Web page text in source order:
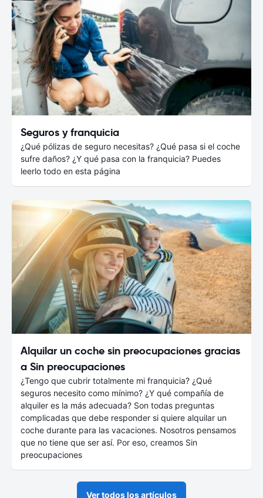
Seguros y franquicia
¿Qué pólizas de seguro necesitas? ¿Qué pasa si el coche
sufre daños? ¿Y qué pasa con la franquicia? Puedes
leerlo todo en esta página
Alquilar un coche sin preocupaciones gracias
a Sin preocupaciones
¿Tengo que cubrir totalmente mi franquicia? ¿Qué
seguros necesito como mínimo? ¿Y qué compañía de
alquiler es la más adecuada? Son todas preguntas
complicadas que debe responder si quiere alquilar un
coche durante para las vacaciones. Nosotros pensamos
que no tiene que ser así. Por eso, creamos Sin
preocupaciones
Ver todos los artículos